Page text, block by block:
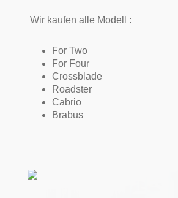
Wir kaufen alle Modell :
For Two
For Four
Crossblade
Roadster
Cabrio
Brabus